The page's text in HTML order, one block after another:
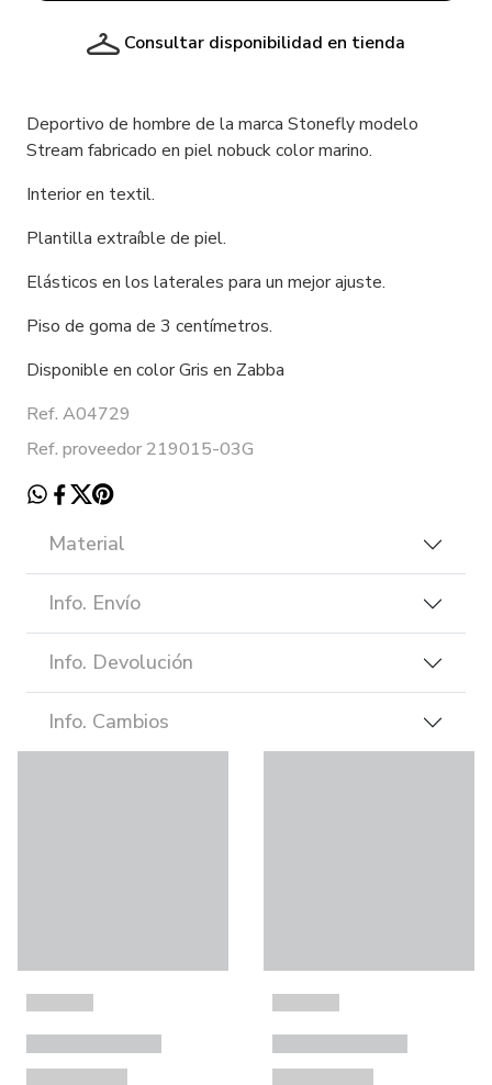
Consultar disponibilidad en tienda
Deportivo de hombre de la marca Stonefly modelo
Stream fabricado en piel nobuck color marino.
Interior en textil.
Plantilla extraíble de piel.
Elásticos en los laterales para un mejor ajuste.
Piso de goma de 3 centímetros.
Disponible en color Gris en Zabba
Ref. A04729
Ref. proveedor 219015-03G
Material
Info. Envío
Info. Devolución
Info. Cambios